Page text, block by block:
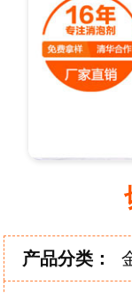
产品分类：